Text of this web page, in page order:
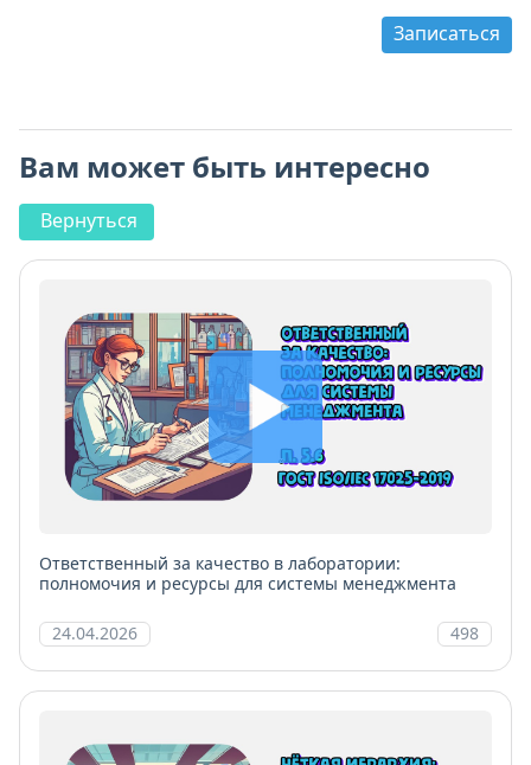
Записаться
Вам может быть интересно
Вернуться
Ответственный за качество в лаборатории:
полномочия и ресурсы для системы менеджмента
24.04.2026 498